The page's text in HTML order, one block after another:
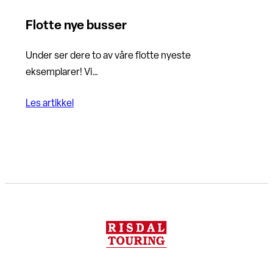
Flotte nye busser
Under ser dere to av våre flotte nyeste
eksemplarer! Vi…
Les artikkel